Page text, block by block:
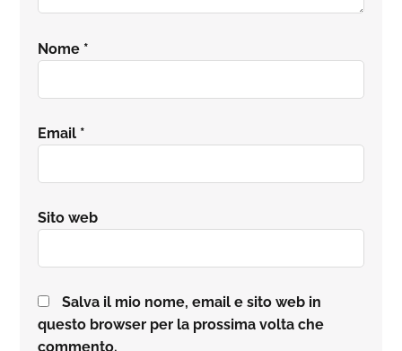
Nome *
Email *
Sito web
Salva il mio nome, email e sito web in
questo browser per la prossima volta che
commento.